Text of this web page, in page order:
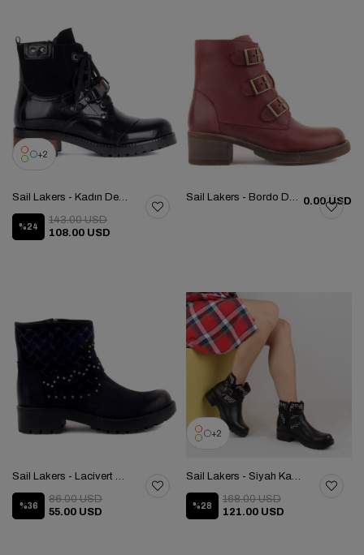
2
Sail Lakers - Kadın Deri Bot 105-2427-1520
%24
108.00 USD
143.00 USD
Sail Lakers - Bordo Deri Fermuarlı Kadın Bot 105-2925-62373 0.00 USD
Sail Lakers - Lacivert Kadın Nubuk Bot 105-3079-72451
%36
55.00 USD
86.00 USD
2
Sail Lakers - Siyah Kadın Deri Bot 105-3087-72451
%28
121.00 USD
168.00 USD